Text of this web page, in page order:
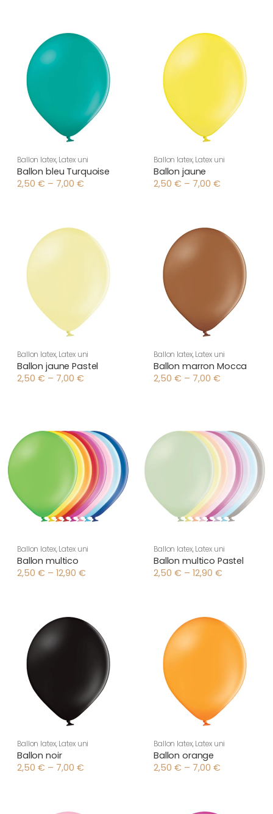
7,00 €
7,00 €
Ballon latex,Latex uni
Ballon bleu Turquoise
2,50 € – 7,00 €
Plage
7,00 €
Ballon latex,Latex uni
Ballon jaune
2,50 € – 7,00 €
Plage
7,00 €
Ballon latex,Latex uni
Ballon jaune Pastel
2,50 € – 7,00 €
Plage
7,00 €
Ballon latex,Latex uni
Ballon marron Mocca
2,50 € – 7,00 €
Plage
7,00 €
Ballon latex,Latex uni
Ballon multico
2,50 € – 12,90 €
Plage
12,90 €
Ballon latex,Latex uni
Ballon multico Pastel
2,50 € – 12,90 €
Plage
12,90 €
Ballon latex,Latex uni
Ballon noir
2,50 € – 7,00 €
Plage
Ballon latex,Latex uni
Ballon orange
2,50 € – 7,00 €
Plage